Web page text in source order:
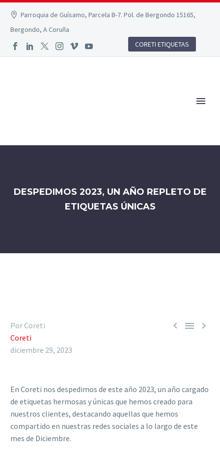
Parroquia de Guísamo, Parcela B-7. Pol. de Bergondo 15165,
Bergondo, A Coruña
CORETI ETIQUETAS
DESPEDIMOS 2023, UN AÑO REPLETO DE
ETIQUETAS ÚNICAS
  
Por Coreti
Coreti
diciembre 29, 2023
En Coreti nos despedimos de este año 2023, un año cargado
de etiquetas hermosas y únicas que hemos creado para
nuestros clientes, destacando aquellas que hemos
compartido en nuestras redes sociales a lo largo de este
mes de Diciembre.